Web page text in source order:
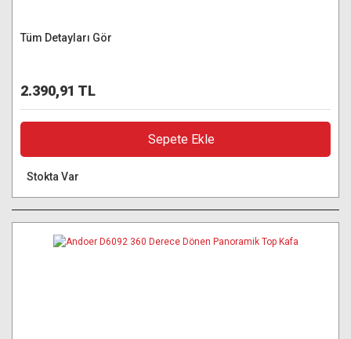
Tüm Detayları Gör
2.390,91 TL
Sepete Ekle
Stokta Var